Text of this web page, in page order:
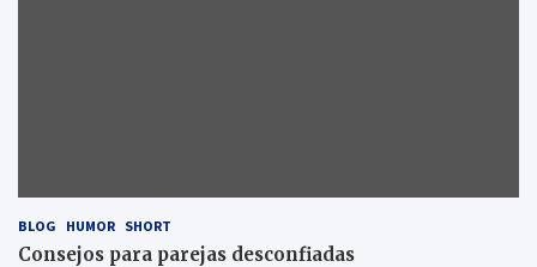
BLOG HUMOR SHORT
Consejos para parejas desconfiadas